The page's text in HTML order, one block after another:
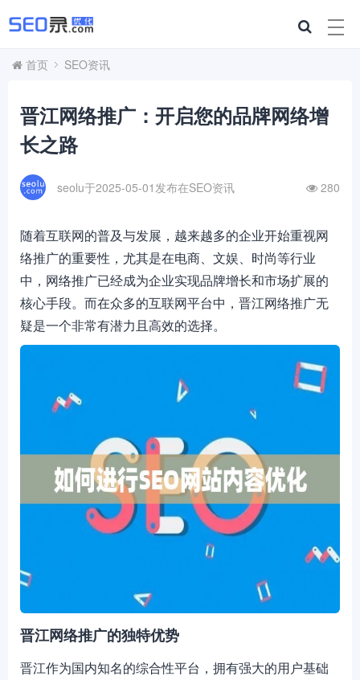
首页 SEO资讯
晋江网络推广：开启您的品牌网络增
长之路
seolu于2025-05-01发布在SEO资讯 280
随着互联网的普及与发展，越来越多的企业开始重视网
络推广的重要性，尤其是在电商、文娱、时尚等行业
中，网络推广已经成为企业实现品牌增长和市场扩展的
核心手段。而在众多的互联网平台中，晋江网络推广无
疑是一个非常有潜力且高效的选择。
晋江网络推广的独特优势
晋江作为国内知名的综合性平台，拥有强大的用户基础